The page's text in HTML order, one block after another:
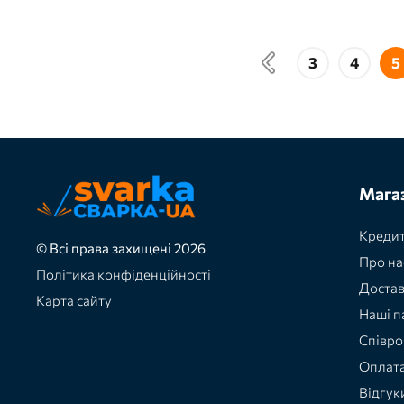
3 4 5
© Всі права захищені 2026
Політика конфіденційності
Карта сайту
Про
Наші